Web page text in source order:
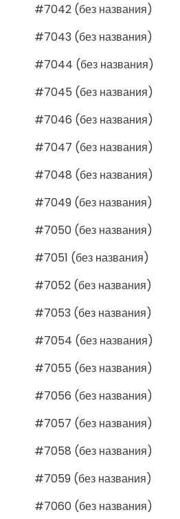
#7042 (без названия)
#7043 (без названия)
#7044 (без названия)
#7045 (без названия)
#7046 (без названия)
#7047 (без названия)
#7048 (без названия)
#7049 (без названия)
#7050 (без названия)
#7051 (без названия)
#7052 (без названия)
#7053 (без названия)
#7054 (без названия)
#7055 (без названия)
#7056 (без названия)
#7057 (без названия)
#7058 (без названия)
#7059 (без названия)
#7060 (без названия)